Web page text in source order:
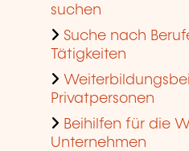
suchen
Suche nach
Tätigkeiten
Privatpersonen
Beihilfen für die
Unternehmen